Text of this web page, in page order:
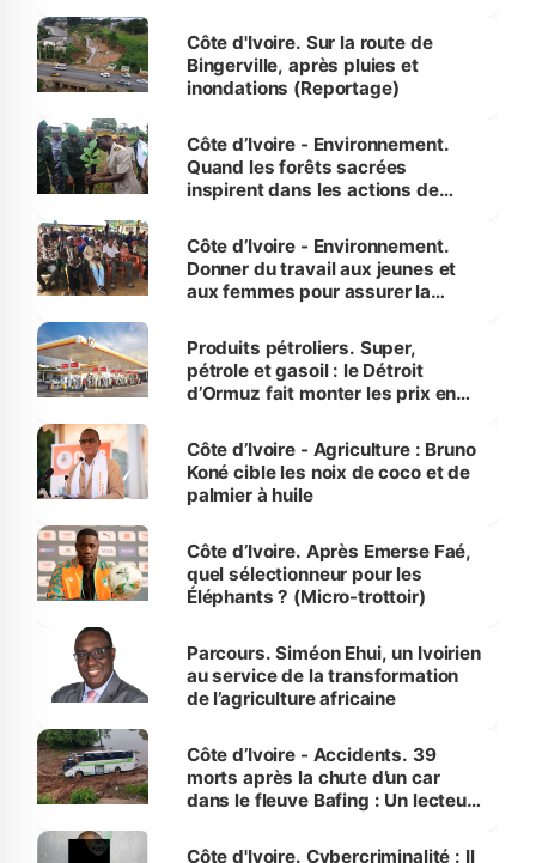
(Alassane Ouattara
Côte d'Ivoire. Sur la route de
Bingerville, après pluies et
inondations (Reportage)
Côte d’Ivoire - Environnement.
Quand les forêts sacrées
inspirent dans les actions de
Côte d’Ivoire - Environnement.
Donner du travail aux jeunes et
aux femmes pour assurer la
menacées
Produits pétroliers. Super,
pétrole et gasoil : le Détroit
d’Ormuz fait monter les prix en
Côte d’Ivoire - Agriculture : Bruno
Koné cible les noix de coco et de
palmier à huile
Côte d’Ivoire. Après Emerse Faé,
quel sélectionneur pour les
Éléphants ? (Micro-trottoir)
Parcours. Siméon Ehui, un Ivoirien
au service de la transformation
de l’agriculture africaine
Côte d’Ivoire - Accidents. 39
morts après la chute d’un car
dans le fleuve Bafing : Un lecteur
des Transports
Côte d'Ivoire. Cybercriminalité : Il